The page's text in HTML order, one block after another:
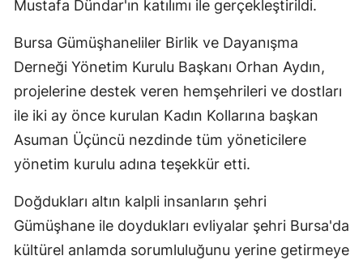
İzmir
Kars
Kastamonu
Kayseri
Kırklareli
Kocaeli
Konya
Mustafa Dündar'ın katılımı ile gerçekleştirildi.
Bursa Gümüşhaneliler Birlik ve Dayanışma
Derneği Yönetim Kurulu Başkanı Orhan Aydın,
projelerine destek veren hemşehrileri ve dostları
ile iki ay önce kurulan Kadın Kollarına başkan
Asuman Üçüncü nezdinde tüm yöneticilere
yönetim kurulu adına teşekkür etti.
Doğdukları altın kalpli insanların şehri
Gümüşhane ile doydukları evliyalar şehri Bursa'da
kültürel anlamda sorumluluğunu yerine getirmeye